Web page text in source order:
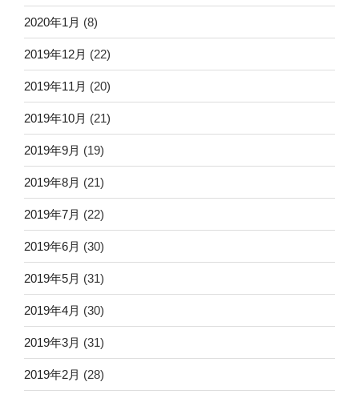
2020年1月 (8)
2019年12月 (22)
2019年11月 (20)
2019年10月 (21)
2019年9月 (19)
2019年8月 (21)
2019年7月 (22)
2019年6月 (30)
2019年5月 (31)
2019年4月 (30)
2019年3月 (31)
2019年2月 (28)